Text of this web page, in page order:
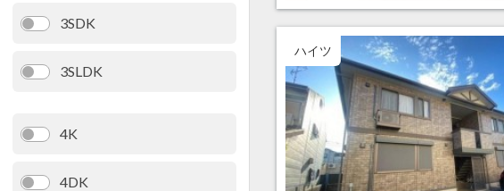
3SDK
3SLDK
4K
4DK
ハイツ